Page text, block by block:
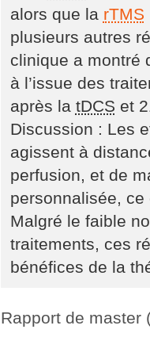
alors que la rTMS
plusieurs autres
clinique a montré
à l’issue des
après la tDCS et
Discussion : Les
agissent à
perfusion, et de
personnalisée,
Malgré le faible
traitements, ces
bénéfices de la
Rapport de master